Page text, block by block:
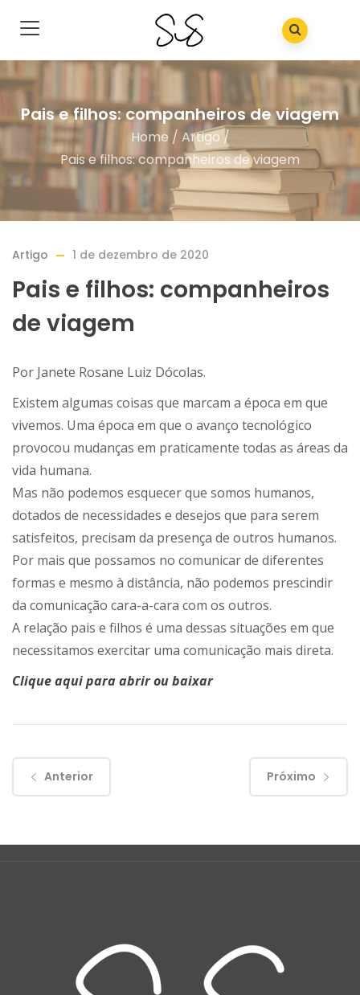
Pais e filhos: companheiros de viagem
Home / Artigo /
Pais e filhos: companheiros de viagem
Artigo 1 de dezembro de 2020
Pais e filhos: companheiros
de viagem
Por Janete Rosane Luiz Dócolas.
Existem algumas coisas que marcam a época em que
vivemos. Uma época em que o avanço tecnológico
provocou mudanças em praticamente todas as áreas da
vida humana.
Mas não podemos esquecer que somos humanos,
dotados de necessidades e desejos que para serem
satisfeitos, precisam da presença de outros humanos.
Por mais que possamos no comunicar de diferentes
formas e mesmo à distância, não podemos prescindir
da comunicação cara-a-cara com os outros.
A relação pais e filhos é uma dessas situações em que
necessitamos exercitar uma comunicação mais direta.
Clique aqui para abrir ou baixar
Anterior Próximo